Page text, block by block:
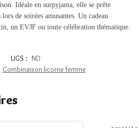
Idéale en surpyjama, elle se prête
de soirées amusantes. Un cadeau
un EVJF ou toute célébration thématique.
UGS : ND
Combinaison licorne femme